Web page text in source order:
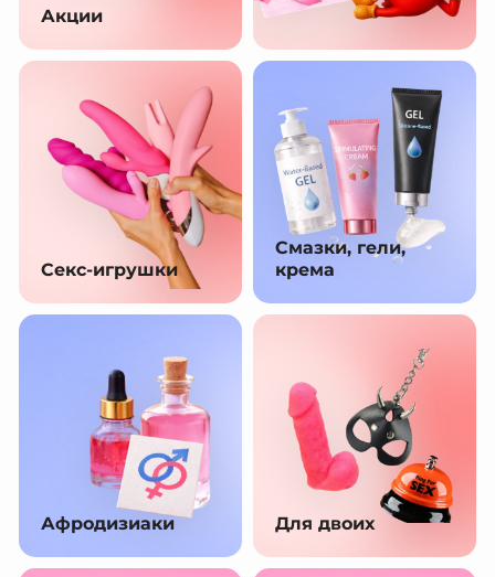
Акции
Секс-игрушки
Смазки, гели,
крема
Афродизиаки Для двоих